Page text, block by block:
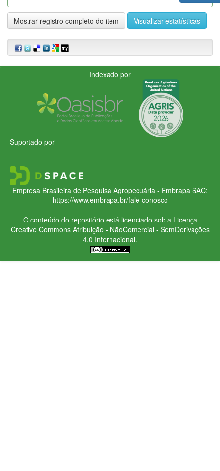
Mostrar registro completo do item Visualizar estatísticas
Indexado por
Suportado por
Empresa Brasileira de Pesquisa Agropecuária - Embrapa SAC:
https://www.embrapa.br/fale-conosco
O conteúdo do repositório está licenciado sob a Licença
Creative CommonsAtribuição - NãoComercial - SemDerivações
4.0 Internacional.